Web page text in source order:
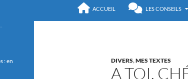
ACCUEIL
LES CONSEILS
DIVERS,MES TEXTES
A TOI,
: en